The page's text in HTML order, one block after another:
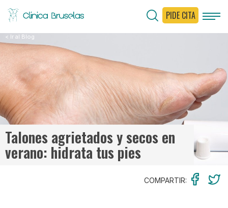
PIDE CITA
< Ir al Blog
Talones agrietados y secos en
verano: hidrata tus pies
COMPARTIR: